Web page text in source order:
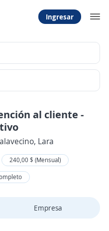
Ingresar
al cliente -
Lara
240,00 $ (Mensual)
Empresa